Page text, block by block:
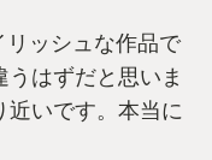
リッシュな作品で
はずだと思いま
近いです。本当に